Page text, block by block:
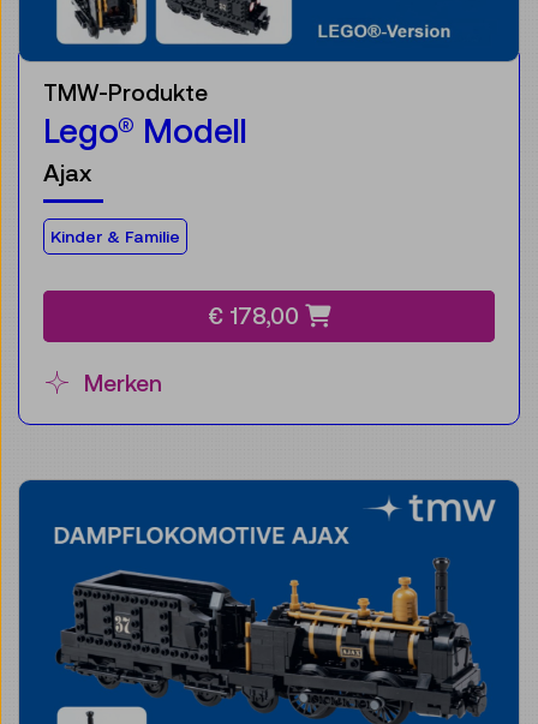
TMW-Produkte
Lego® Modell
Ajax
Für die Zielgruppe:
Kinder & Familie
€ 178,00
Merken